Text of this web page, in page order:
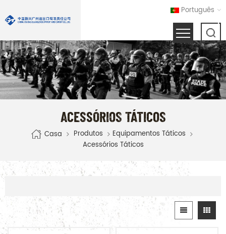
Português
ACESSÓRIOS TÁTICOS
Casa Produtos
Equipamentos Táticos
Acessórios Táticos